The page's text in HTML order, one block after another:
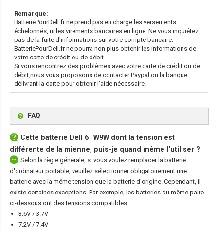
Remarque:
BatteriePourDell.fr ne prend pas en charge les versements
échelonnés, ni les virements bancaires en ligne. Ne vous inquiétez
pas de la fuite d'informations sur votre compte bancaire.
BatteriePourDell.fr ne pourra non plus obtenir les informations de
votre carte de crédit ou de débit.
Si vous rencontrez des problèmes avec votre carte de crédit ou de
débit,nous vous proposons de contacter Paypal ou la banque
délivrant la carte pour obtenir l'aide nécessaire.
FAQ
Cette batterie Dell 6TW9W dont la tension est
différente de la mienne, puis-je quand même l'utiliser ?
Selon la règle générale, si vous voulez remplacer la batterie
d'ordinateur portable, veuillez sélectionner obligatoirement une
batterie avec la même tension que la batterie d'origine. Cependant, il
existe certaines exceptions. Par exemple, les batteries du même paire
ci-dessous ont des tensions compatibles:
3.6V / 3.7V
7.2V / 7.4V